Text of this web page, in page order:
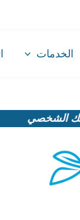
الخدمات
الشخصي